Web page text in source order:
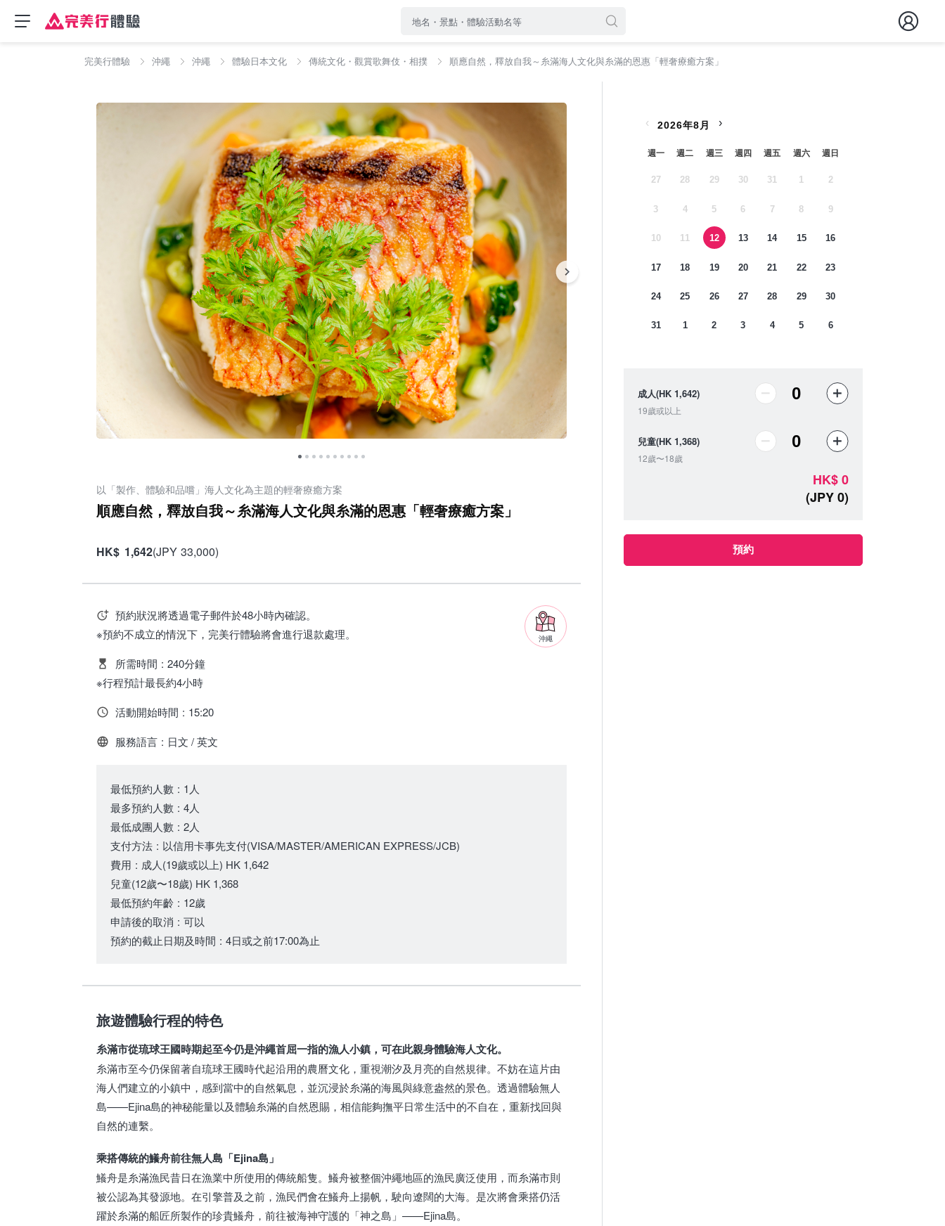
完美行體驗 沖繩 沖繩 體驗日本文化 傳統文化・觀賞歌舞伎・相撲 順應自然，釋放自我～糸滿海人文化與糸滿的恩惠「輕奢療癒方案」
以「製作、體驗和品嚐」海人文化為主題的輕奢療癒方案
順應自然，釋放自我～糸滿海人文化與糸滿的恩惠「輕奢療癒方案」
HK$ 1,642(JPY 33,000)
沖繩
預約狀況將透過電子郵件於48小時內確認。
※預約不成立的情況下，完美行體驗將會進行退款處理。
所需時間 : 240分鐘
※行程預計最長約4小時
活動開始時間 : 15:20
服務語言 : 日文 / 英文
最低預約人數 : 1人
最多預約人數 : 4人
最低成團人數 : 2人
支付方法 : 以信用卡事先支付(VISA/MASTER/AMERICAN EXPRESS/JCB)
費用 : 成人(19歲或以上) HK 1,642
兒童(12歲〜18歲) HK 1,368
最低預約年齡 : 12歲
申請後的取消 : 可以
預約的截止日期及時間 : 4日或之前17:00為止
旅遊體驗行程的特色
糸滿市從琉球王國時期起至今仍是沖繩首屈一指的漁人小鎮，可在此親身體驗海人文化。
糸滿市至今仍保留著自琉球王國時代起沿用的農曆文化，重視潮汐及月亮的自然規律。不妨在這片由
海人們建立的小鎮中，感到當中的自然氣息，並沉浸於糸滿的海風與綠意盎然的景色。透過體驗無人
島——Ejina島的神秘能量以及體驗糸滿的自然恩賜，相信能夠撫平日常生活中的不自在，重新找回與
自然的連繫。
乘搭傳統的鱶舟前往無人島「Ejina島」
鱶舟是糸滿漁民昔日在漁業中所使用的傳統船隻。鱶舟被整個沖繩地區的漁民廣泛使用，而糸滿市則
被公認為其發源地。在引擎普及之前，漁民們會在鱶舟上揚帆，駛向遼闊的大海。是次將會乘搭仍活
躍於糸滿的船匠所製作的珍貴鱶舟，前往被海神守護的「神之島」——Ejina島。
‹ 2026年8月 ›
週一 週二 週三 週四 週五 週六 週日
27 28 29 30 31 1 2
3 4 5 6 7 8 9
10 11 12 13 14 15 16
17 18 19 20 21 22 23
24 25 26 27 28 29 30
31 1 2 3 4 5 6
成人(HK 1,642)
19歲或以上
兒童(HK 1,368)
12歲〜18歲
HK$0
(JPY0)
預約